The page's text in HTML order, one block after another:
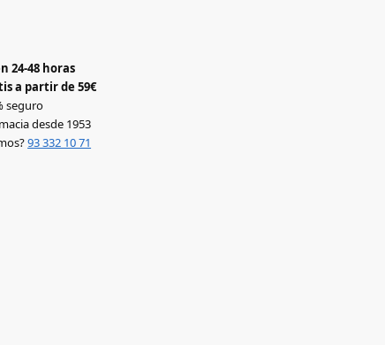
24-48 horas
a partir de 59€
seguro
desde 1953
93 332 10 71